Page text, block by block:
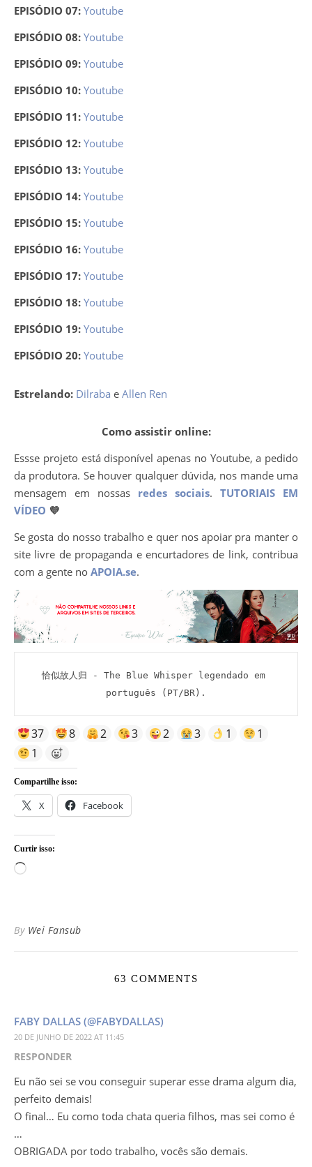
EPISÓDIO 07: Youtube
EPISÓDIO 08: Youtube
EPISÓDIO 09: Youtube
EPISÓDIO 10: Youtube
EPISÓDIO 11: Youtube
EPISÓDIO 12: Youtube
EPISÓDIO 13: Youtube
EPISÓDIO 14: Youtube
EPISÓDIO 15: Youtube
EPISÓDIO 16: Youtube
EPISÓDIO 17: Youtube
EPISÓDIO 18: Youtube
EPISÓDIO 19: Youtube
EPISÓDIO 20: Youtube
Estrelando: Dilraba e Allen Ren
Como assistir online:
Essse projeto está disponível apenas no Youtube, a pedido
da produtora. Se houver qualquer dúvida, nos mande uma
mensagem em nossas redes sociais. TUTORIAIS EM
VÍDEO 💜
Se gosta do nosso trabalho e quer nos apoiar pra manter o
site livre de propaganda e encurtadores de link, contribua
com a gente no APOIA.se.
恰似故人归 - The Blue Whisper legendado em
português (PT/BR).
37 8 2 3 2 3 1
1
1
Compartilhe isso:
X Facebook
Curtir isso:
Carregando...
By Wei Fansub
63 COMMENTS
FABY DALLAS (@FABYDALLAS)
20 DE JUNHO DE 2022 AT 11:45
RESPONDER
Eu não sei se vou conseguir superar esse drama algum dia,
perfeito demais!
O final… Eu como toda chata queria filhos, mas sei como é
…
OBRIGADA por todo trabalho, vocês são demais.